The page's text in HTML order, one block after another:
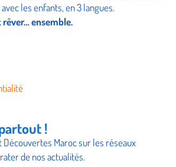
les enfants, en 3 langues.
ensemble.
!
Découvertes Maroc sur les réseaux
de nos actualités.